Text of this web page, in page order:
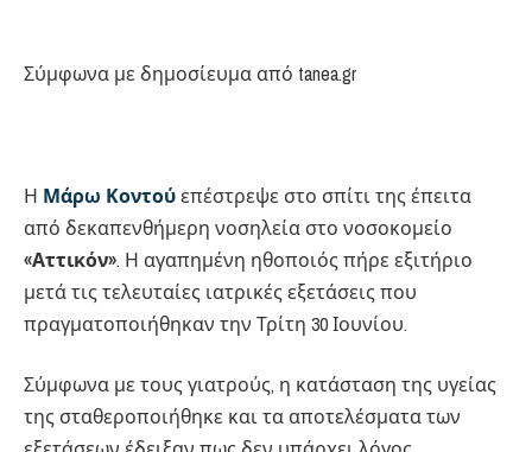
Σύμφωνα με δημοσίευμα από tanea.gr
Η Μάρω Κοντούεπέστρεψε στο σπίτι της έπειτα
από δεκαπενθήμερη νοσηλεία στο νοσοκομείο
«Αττικόν». Η αγαπημένη ηθοποιός πήρε εξιτήριο
μετά τις τελευταίες ιατρικές εξετάσεις που
πραγματοποιήθηκαν την Τρίτη 30 Ιουνίου.
Σύμφωνα με τους γιατρούς, η κατάσταση της υγείας
της σταθεροποιήθηκε και τα αποτελέσματα των